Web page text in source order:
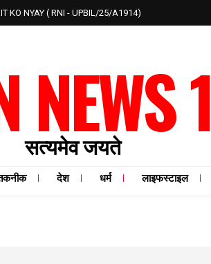
KO NYAY ( RNI - UPBIL/25/A1914)
NEWS 1
सत्यमेव जयते
देश धर्म लाइफस्टाइल